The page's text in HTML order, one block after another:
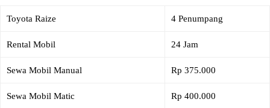
Toyota Raize 4 Penumpang
Rental Mobil 24 Jam
Sewa Mobil Manual Rp 375.000
Sewa Mobil Matic Rp 400.000